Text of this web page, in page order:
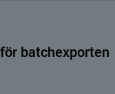
batchexporten